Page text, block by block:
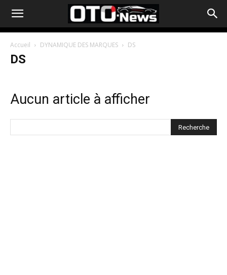
Accueil DYNAMIQUE DES MARQUES DS
DS
Aucun article à afficher